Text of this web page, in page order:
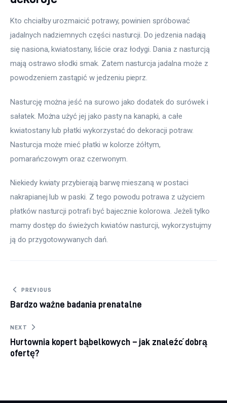
Kto chciałby urozmaicić potrawy, powinien spróbować
jadalnych nadziemnych części nasturcji. Do jedzenia nadają
się nasiona, kwiatostany, liście oraz łodygi. Dania z nasturcją
mają ostrawo słodki smak. Zatem nasturcja jadalna może z
powodzeniem zastąpić w jedzeniu pieprz.
Nasturcję można jeść na surowo jako dodatek do surówek i
sałatek. Można użyć jej jako pasty na kanapki, a całe
kwiatostany lub płatki wykorzystać do dekoracji potraw.
Nasturcja może mieć płatki w kolorze żółtym,
pomarańczowym oraz czerwonym.
Niekiedy kwiaty przybierają barwę mieszaną w postaci
nakrapianej lub w paski. Z tego powodu potrawa z użyciem
płatków nasturcji potrafi być bajecznie kolorowa. Jeżeli tylko
mamy dostęp do świeżych kwiatów nasturcji, wykorzystujmy
ją do przygotowywanych dań.
Nawigacja wpisu
PREVIOUS
Bardzo ważne badania prenatalne
NEXT
Hurtownia kopert bąbelkowych – jak znaleźć dobrą
ofertę?